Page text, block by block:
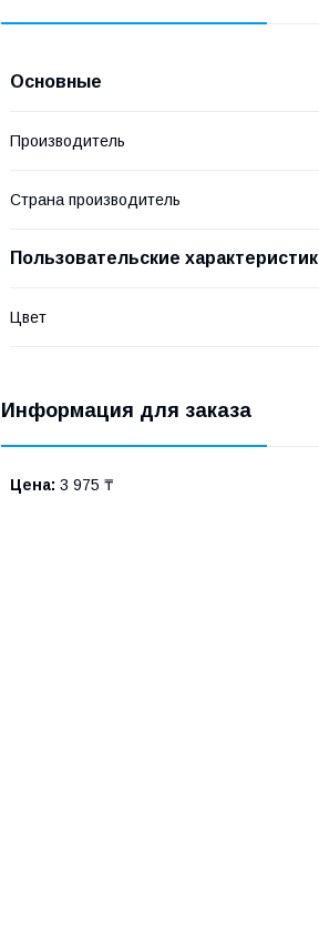
Основные
Производитель
Страна производитель
Пользовательские
Цвет
Информация для заказа
Цена: 3 975 ₸